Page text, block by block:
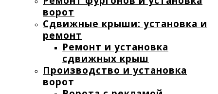
ворот
Сдвижные крыши: установка и
ремонт
Ремонт и установка
сдвижных крыш
Производство и установка
ворот